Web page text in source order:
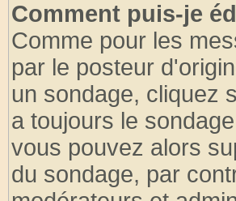
Comment puis-je
Comme pour les
par le posteur
un sondage, cliquez
a toujours le
vous pouvez alors
du sondage, par